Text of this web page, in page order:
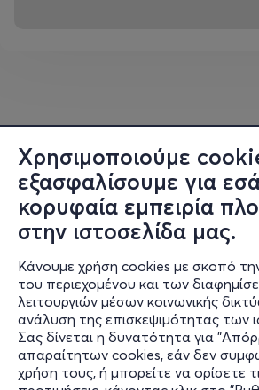
Χρησιμοποιούμε
εξασφαλίσουμε για
κορυφαία εμπειρία
στην ιστοσελίδα μας.
Κάνουμε χρήση cookies με σκοπό
του περιεχομένου και των
λειτουργιών μέσων κοινωνικής
ανάλυση της επισκεψιμότητας των
Σας δίνεται η δυνατότητα για
απαραίτητων cookies, εάν δεν
χρήση τους, ή μπορείτε να ορίσετε
Πληροφορίες
Υποστήριξη